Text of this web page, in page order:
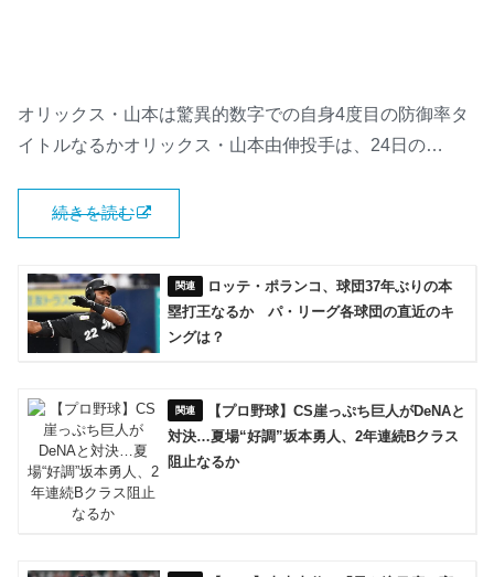
オリックス・山本は驚異的数字での自身4度目の防御率タ
イトルなるかオリックス・山本由伸投手は、24日の…
続きを読む
ロッテ・ポランコ、球団37年ぶりの本
塁打王なるか パ・リーグ各球団の直近のキ
ングは？
【プロ野球】CS崖っぷち巨人がDeNAと
対決…夏場“好調”坂本勇人、2年連続Bクラス
阻止なるか